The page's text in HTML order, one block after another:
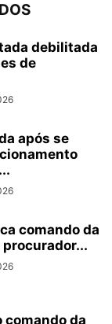
debilitada
de
após se
comando da
procurador...
comando da